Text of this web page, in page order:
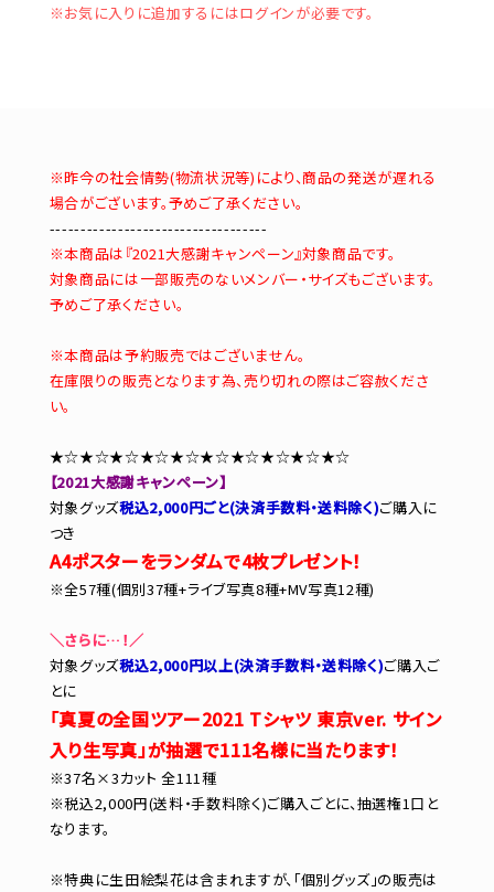
※お気に入りに追加するにはログインが必要です。
※昨今の社会情勢(物流状況等)により、商品の発送が遅れる
場合がございます。予めご了承ください。
-----------------------------------
※本商品は『2021大感謝キャンペーン』対象商品です。
対象商品には一部販売のないメンバー・サイズもございます。
予めご了承ください。
※本商品は予約販売ではございません。
在庫限りの販売となります為、売り切れの際はご容赦くださ
い。
★☆★☆★☆★☆★☆★☆★☆★☆★☆★☆
【2021大感謝キャンペーン】
対象グッズ税込2,000円ごと(決済手数料・送料除く)ご購入に
つき
A4ポスターをランダムで4枚プレゼント！
※全57種(個別37種+ライブ写真8種+MV写真12種)
＼さらに…！／
対象グッズ税込2,000円以上(決済手数料・送料除く)ご購入ご
とに
「真夏の全国ツアー2021 Tシャツ 東京ver. サイン
入り生写真」が抽選で111名様に当たります！
※37名×3カット 全111種
※税込2,000円(送料・手数料除く)ご購入ごとに、抽選権1口と
なります。
※特典に生田絵梨花は含まれますが、「個別グッズ」の販売は